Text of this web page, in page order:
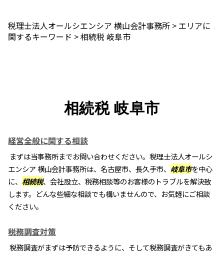
税理士法人オールシエンシア 横山会計事務所 > エリアに
関するキーワード >相続税 岐阜市
相続税 岐阜市
経営全般に関する相談
まずは当事務所までお問い合わせください。税理士法人オールシ
エンシア 横山会計事務所は、名古屋市、長久手市、 岐阜市を中心
に、 相続税、会社設立、税務相談等のお客様のトラブルを解決致
します。どんな些細な相談でも構いませんので、お気軽にご相談
ください。
税務調査対策
税務調査がまずは予防できるように、そして税務調査がきてもあ